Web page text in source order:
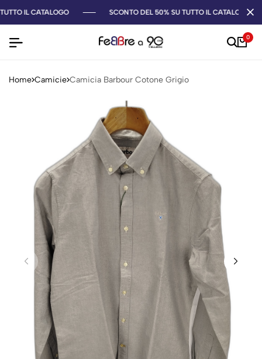
IL CATALOGO SCONTO DEL 50% SU TUTTO IL CATALOGO
0
Home Camicie Camicia Barbour Cotone Grigio